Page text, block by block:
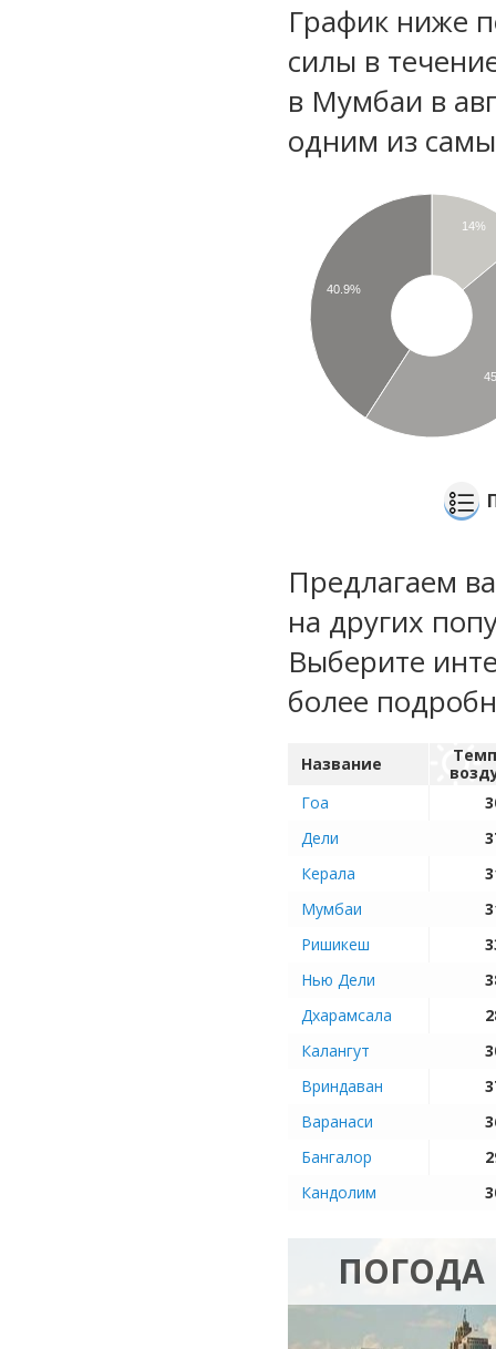
График ниже
силы в
в Мумбаи в
одним из
14%
40.9%
Предлагаем
на других
Выберите
более
Название
Гоа
Дели
Керала
Мумбаи
Ришикеш
Нью Дели
Дхарамсала
Калангут
Вриндаван
Варанаси
Бангалор
Кандолим